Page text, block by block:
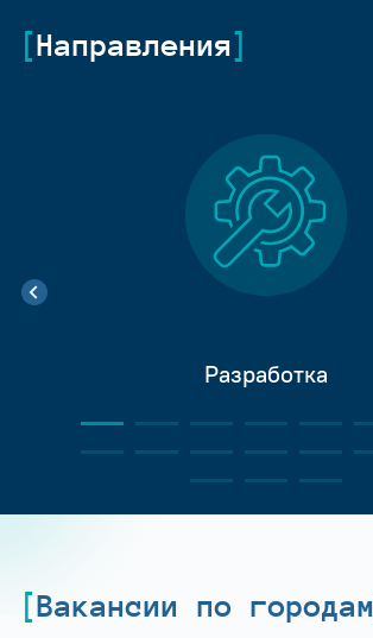
Направления
Разработка
Вакансии по городам